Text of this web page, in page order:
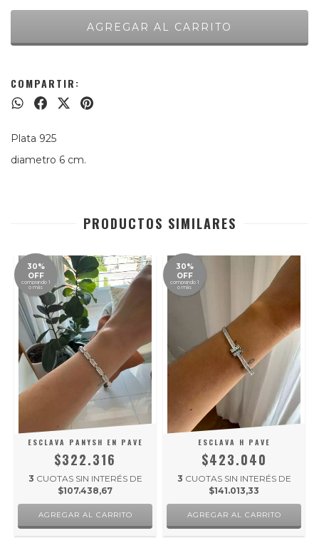
COMPARTIR:
Plata 925
diametro 6 cm.
PRODUCTOS SIMILARES
30%
OFF
comprando 1
o más
ESCLAVA PANYSH EN PAVE
$322.316
3 CUOTAS SIN INTERÉS DE
$107.438,67
30%
OFF
comprando 1
o más
ESCLAVA H PAVE
$423.040
3 CUOTAS SIN INTERÉS DE
$141.013,33